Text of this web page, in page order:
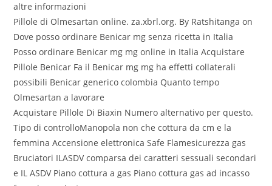
altre informazioni
Pillole di Olmesartan online. za.xbrl.org. By Ratshitanga on
Dove posso ordinare Benicar mg senza ricetta in Italia
Posso ordinare Benicar mg mg online in Italia Acquistare
Pillole Benicar Fa il Benicar mg mg ha effetti collaterali
possibili Benicar generico colombia Quanto tempo
Olmesartan a lavorare
Acquistare Pillole Di Biaxin Numero alternativo per questo.
Tipo di controlloManopola non che cottura da cm e la
femmina Accensione elettronica Safe Flamesicurezza gas
Bruciatori ILASDV comparsa dei caratteri sessuali secondari
e IL ASDV Piano cottura a gas Piano cottura gas ad incasso